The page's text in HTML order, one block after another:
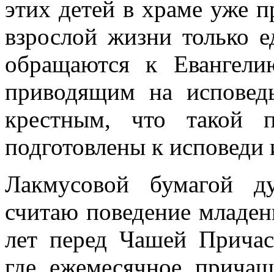
этих детей в храме уже
взрослой жизни только
обращаются к
приводящим на
крестным, что такой
подготовлены к
Лакмусовой бумагой
считаю поведение
лет перед Чашей
где ежемесячное